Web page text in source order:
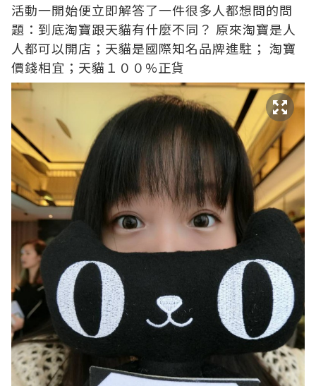
活動一開始便立即解答了一件很多人都想問的問
題：到底淘寶跟天貓有什麼不同？ 原來淘寶是人
人都可以開店；天貓是國際知名品牌進駐； 淘寶
價錢相宜；天貓１００%正貨